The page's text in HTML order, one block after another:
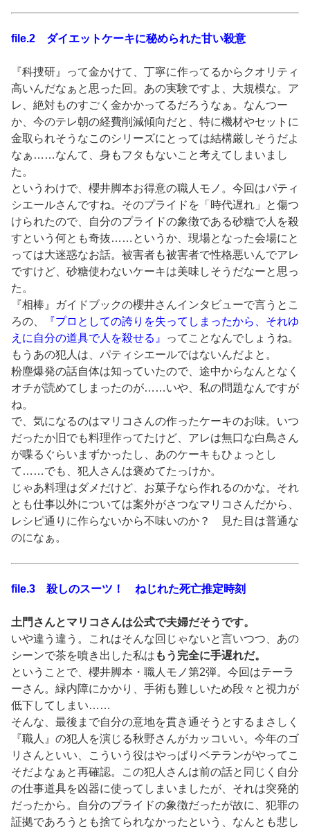
file.2 ダイエットケーキに秘められた甘い殺意
『科捜研』って金かけて、丁寧に作ってるからクオリティ
高いんだなぁと思った回。あの実験ですよ、大規模な。ア
レ、絶対ものすごく金かかってるだろうなぁ。なんつー
か、今のテレ朝の経費削減傾向だと、特に機材やセットに
金取られそうなこのシリーズにとっては結構厳しそうだよ
なぁ……なんて、身もフタもないこと考えてしまいまし
た。
というわけで、櫻井脚本お得意の職人モノ。今回はパティ
シエールさんですね。そのプライドを「時代遅れ」と傷つ
けられたので、自分のプライドの象徴である砂糖で人を殺
すという何とも奇抜……というか、現場となった会場にと
っては大迷惑なお話。被害者も被害者で性格悪いんでアレ
ですけど、砂糖使わないケーキは美味しそうだなーと思っ
た。
『相棒』ガイドブックの櫻井さんインタビューで言うとこ
ろの、
『プロとしての誇りを失ってしまったから、それゆ
えに自分の道具で人を殺せる』
ってことなんでしょうね。
もうあの犯人は、パティシエールではないんだよと。
粉塵爆発の話自体は知っていたので、途中からなんとなく
オチが読めてしまったのが……いや、私の問題なんですが
ね。
で、気になるのはマリコさんの作ったケーキのお味。いつ
だったか旧でも料理作ってたけど、アレは無口な白鳥さん
が喋るぐらいまずかったし、あのケーキもひょっとし
て……でも、犯人さんは褒めてたっけか。
じゃあ料理はダメだけど、お菓子なら作れるのかな。それ
とも仕事以外については案外がさつなマリコさんだから、
レシピ通りに作らないから不味いのか？ 見た目は普通な
のになぁ。
file.3 殺しのスーツ！ ねじれた死亡推定時刻
土門さんとマリコさんは公式で夫婦だそうです。
いや違う違う。これはそんな回じゃないと言いつつ、あの
シーンで茶を噴き出した私は もう完全に手遅れだ。
ということで、櫻井脚本・職人モノ第2弾。今回はテーラ
ーさん。緑内障にかかり、手術も難しいため段々と視力が
低下してしまい……
そんな、最後まで自分の意地を貫き通そうとするまさしく
『職人』の犯人を演じる秋野さんがカッコいい。今年のゴ
リさんといい、こういう役はやっぱりベテランがやってこ
そだよなぁと再確認。この犯人さんは前の話と同じく自分
の仕事道具を凶器に使ってしまいましたが、それは突発的
だったから。自分のプライドの象徴だったが故に、犯罪の
証拠であろうとも捨てられなかったという、なんとも悲し